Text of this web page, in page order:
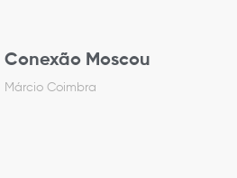
Conexão Moscou
Márcio Coimbra